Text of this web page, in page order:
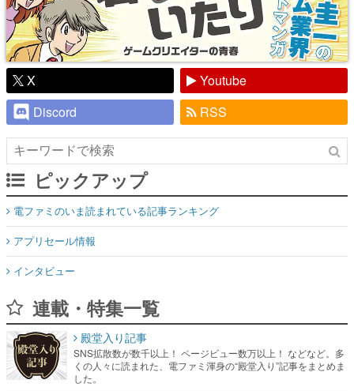
X
Youtube
Discord
RSS
ピックアップ
電ファミのいま読まれている記事ランキング
アプリセール情報
インタビュー
連載・特集一覧
殿堂入り記事
SNS拡散数が数千以上！ ページビュー数万以上！ などなど。多
くの人々に読まれた、電ファミ渾身の“殿堂入り”記事をまとめま
した。